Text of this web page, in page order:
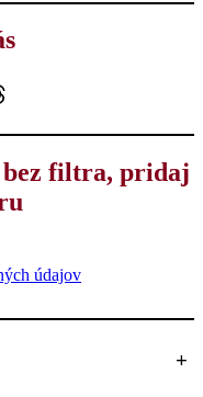
bez filtra, pridaj
údajov
+